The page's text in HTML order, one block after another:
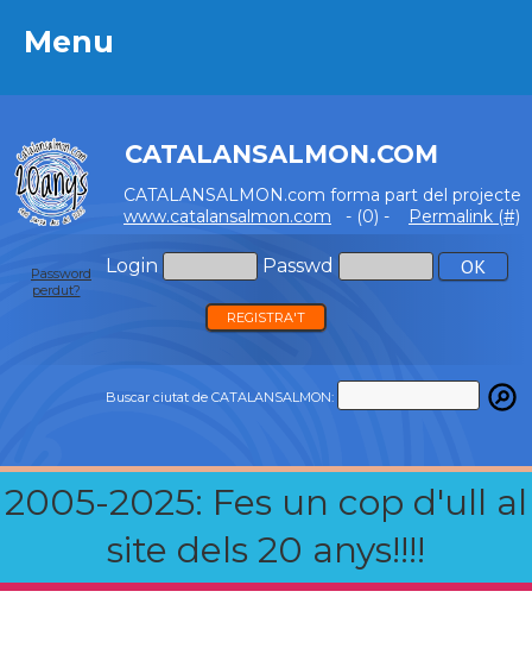
Menu
CATALANSALMON.COM
CATALANSALMON.com forma part del projecte
www.catalansalmon.com - (0) - Permalink (#)
Login Passwd
Password
perdut?
REGISTRA'T
Buscar ciutat de CATALANSALMON:
2005-2025: Fes un cop d'ull al
site dels 20 anys!!!!
Menu